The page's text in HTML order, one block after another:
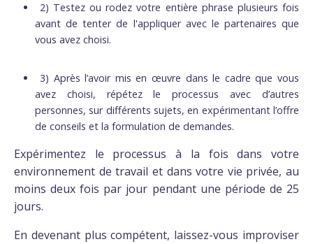
2) Testez ou rodez votre entière phrase plusieurs fois
avant de tenter de l'appliquer avec le partenaires que
vous avez choisi.
3) Après l’avoir mis en œuvre dans le cadre que vous
avez choisi, répétez le processus avec d’autres
personnes, sur différents sujets, en expérimentant l’offre
de conseils et la formulation de demandes.
Expérimentez le processus à la fois dans votre
environnement de travail et dans votre vie privée, au
moins deux fois par jour pendant une période de 25
jours.
En devenant plus compétent, laissez-vous improviser